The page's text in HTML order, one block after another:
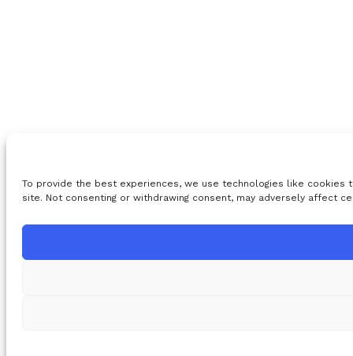
To provide the best experiences, we use technologies like
site. Not consenting or withdrawing consent, may adversely affect